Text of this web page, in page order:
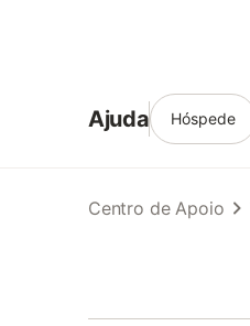
Ajuda Hóspede
Centro de Apoio